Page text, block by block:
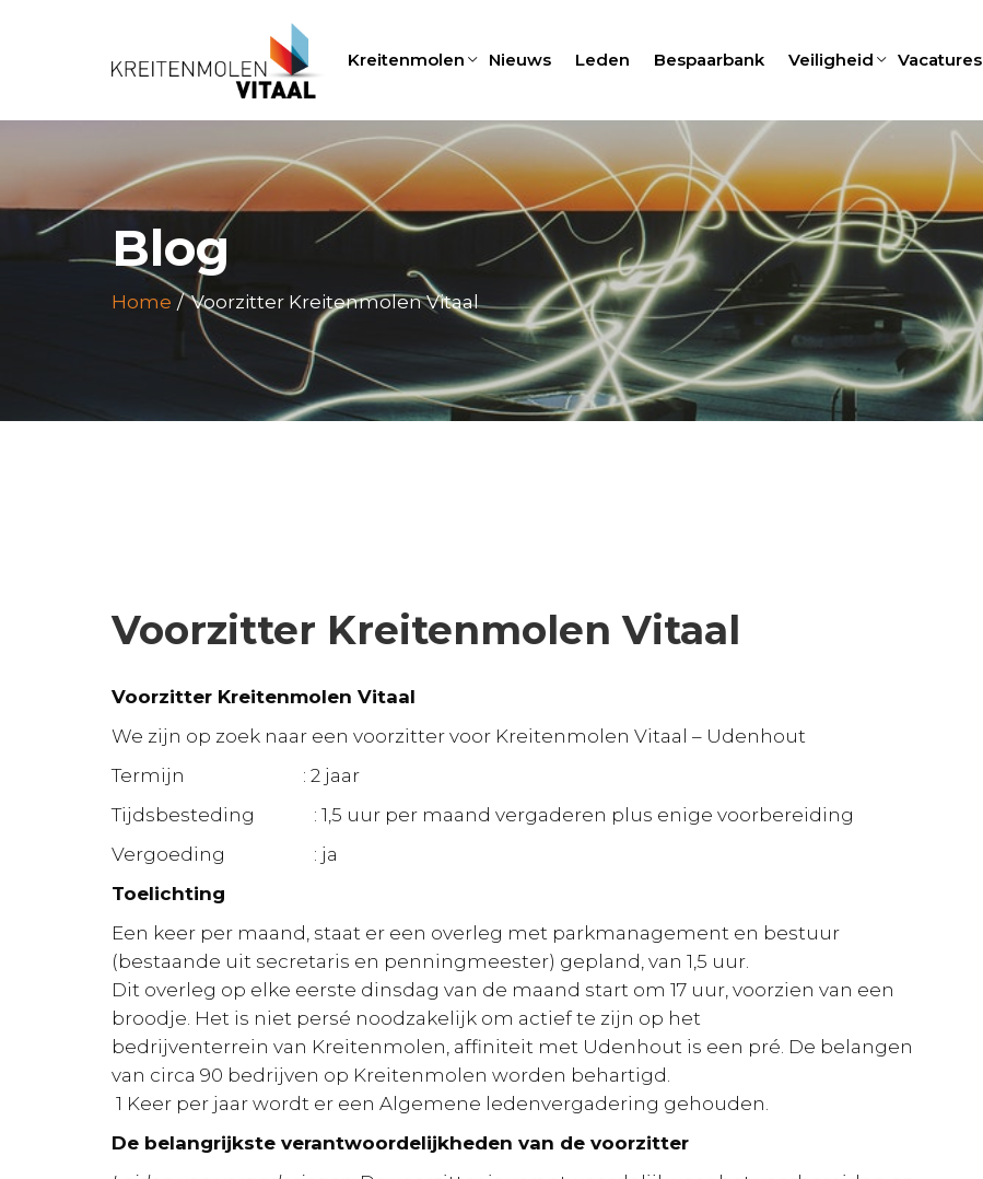
Kreitenmolen Nieuws Leden Bespaarbank Veiligheid Vacatures
Blog
Home Voorzitter Kreitenmolen Vitaal
Voorzitter Kreitenmolen Vitaal
Voorzitter Kreitenmolen Vitaal
We zijn op zoek naar een voorzitter voor Kreitenmolen Vitaal – Udenhout
Termijn : 2 jaar
Tijdsbesteding : 1,5 uur per maand vergaderen plus enige voorbereiding
Vergoeding : ja
Toelichting
Een keer per maand, staat er een overleg met parkmanagement en bestuur
(bestaande uit secretaris en penningmeester) gepland, van 1,5 uur.
Dit overleg op elke eerste dinsdag van de maand start om 17 uur, voorzien van een
broodje. Het is niet persé noodzakelijk om actief te zijn op het
bedrijventerrein van Kreitenmolen, affiniteit met Udenhout is een pré. De belangen
van circa 90 bedrijven op Kreitenmolen worden behartigd.
1 Keer per jaar wordt er een Algemene ledenvergadering gehouden.
De belangrijkste verantwoordelijkheden van de voorzitter